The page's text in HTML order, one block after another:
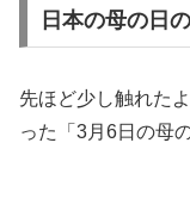
日本の母の日
先ほど少し触れた
った「3月6日の母